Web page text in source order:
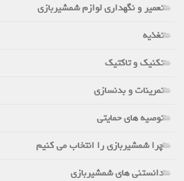
تعمیر و نگهداری لوازم شمشیربازی
تغذیه
تکنیک و تاکتیک
تمرینات و بدنسازی
توصیه های حمایتی
چرا شمشیربازی را انتخاب می کنیم
دانستنی های شمشیربازی